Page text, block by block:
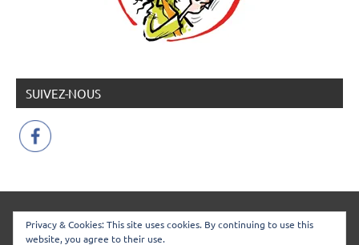
SUIVEZ-NOUS
SNUDI Force Ouvrière 48
Espace Jean Jaurès
Privacy & Cookies: This site uses cookies. By continuing to use this
website, you agree to their use.